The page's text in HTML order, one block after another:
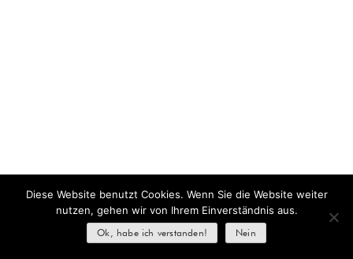
Diese Website benutzt Cookies. Wenn Sie die Website weiter
nutzen, gehen wir von Ihrem Einverständnis aus.
Ok, habe ich verstanden! Nein